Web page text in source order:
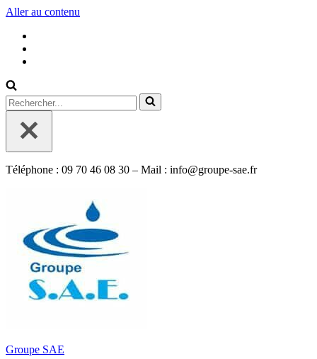
Aller au contenu
Rechercher...
Téléphone : 09 70 46 08 30 – Mail : info@groupe-sae.fr
Groupe SAE